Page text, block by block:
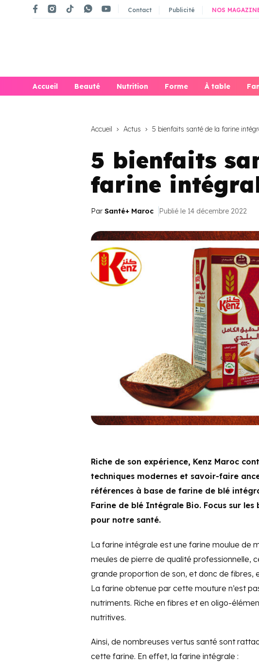
Contact Publicité NOS
Accueil Beauté Nutrition Forme À table
Accueil Actus 5 bienfaits santé de la farine
5 bienfaits
farine
Par Santé+ Maroc Publié le 14 décembre 2022
Riche de son expérience, Kenz Maroc
techniques modernes et savoir-faire
références à base de farine de blé
Farine de blé Intégrale Bio. Focus sur
pour notre santé.
La farine intégrale est une farine moulue de
meules de pierre de qualité professionnelle,
grande proportion de son, et donc de
La farine obtenue par cette mouture n’est
nutriments. Riche en fibres et en oligo-
nutritives.
Ainsi, de nombreuses vertus santé sont
cette farine. En effet, la farine intégrale :